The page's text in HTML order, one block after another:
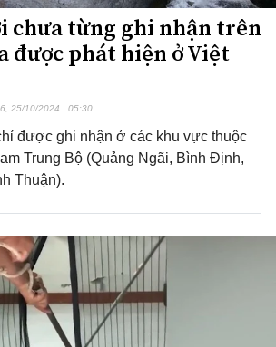
chưa từng ghi nhận trên
được phát hiện ở Việt
25/10/2024 | 05:30
được ghi nhận ở các khu vực thuộc
Trung Bộ (Quảng Ngãi, Bình Định,
Thuận).